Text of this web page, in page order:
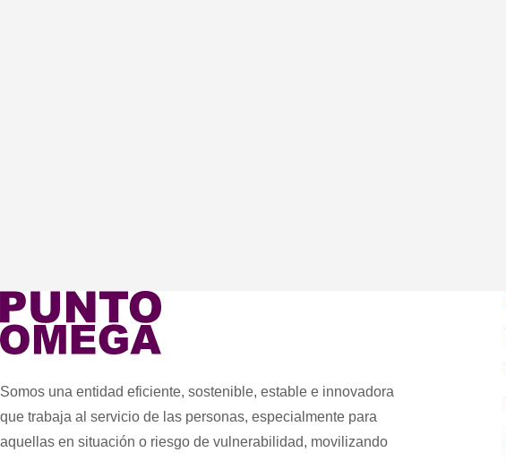
Somos una entidad eficiente, sostenible, estable e innovadora
que trabaja al servicio de las personas, especialmente para
aquellas en situación o riesgo de vulnerabilidad, movilizando